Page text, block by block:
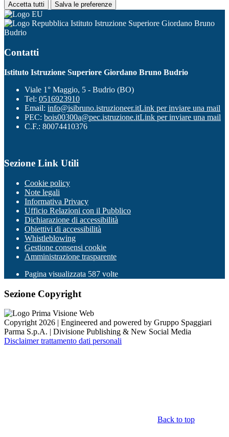
Accetta tutti Salva le preferenze
Istituto Istruzione Superiore Giordano Bruno
Budrio
Contatti
Istituto Istruzione Superiore Giordano Bruno Budrio
Viale 1° Maggio, 5 - Budrio (BO)
Tel: 0516923910
Email: info@isibruno.istruzioneer.itLink per inviare una mail
PEC: bois00300a@pec.istruzione.itLink per inviare una mail
C.F.: 80074410376
Sezione Link Utili
Cookie policy
Note legali
Informativa Privacy
Ufficio Relazioni con il Pubblico
Dichiarazione di accessibilità
Obiettivi di accessibilità
Whistleblowing
Gestione consensi cookie
Amministrazione trasparente
Pagina visualizzata 587 volte
Sezione Copyright
Copyright 2026 | Engineered and powered by Gruppo Spaggiari
Parma S.p.A. | Divisione Publishing & New Social Media
Disclaimer trattamento dati personali
Back to top